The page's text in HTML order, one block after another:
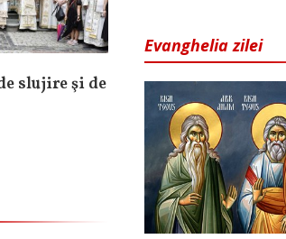
slujire şi de
Evanghelia zilei